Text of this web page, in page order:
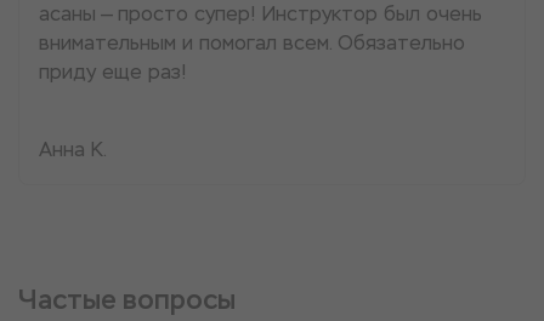
асаны — просто супер! Инструктор был очень
внимательным и помогал всем. Обязательно
приду еще раз!
Анна К.
Частые вопросы